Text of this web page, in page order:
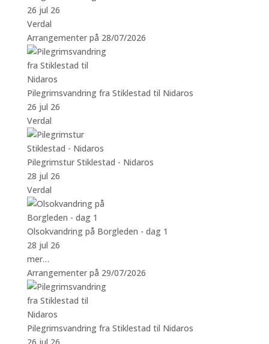
26 jul 26
Verdal
Arrangementer på 28/07/2026
Pilegrimsvandring fra Stiklestad til Nidaros
26 jul 26
Verdal
Pilegrimstur Stiklestad - Nidaros
28 jul 26
Verdal
Olsokvandring på Borgleden - dag 1
28 jul 26
mer…
Arrangementer på 29/07/2026
Pilegrimsvandring fra Stiklestad til Nidaros